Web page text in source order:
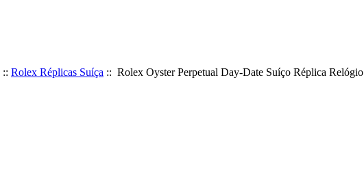
:: Rolex Réplicas Suíça :: Rolex Oyster Perpetual Day-Date Suíço Réplica Relógio